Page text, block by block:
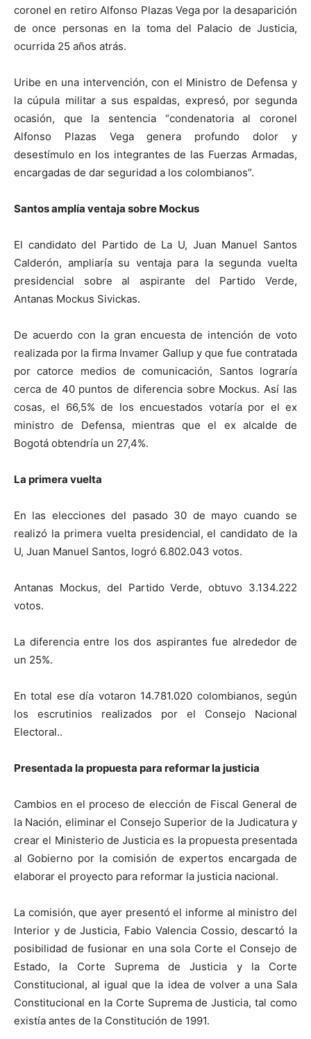
coronel en retiro Alfonso Plazas Vega por la desaparición
de once personas en la toma del Palacio de Justicia,
ocurrida 25 años atrás.
Uribe en una intervención, con el Ministro de Defensa y
la cúpula militar a sus espaldas, expresó, por segunda
ocasión, que la sentencia “condenatoria al coronel
Alfonso Plazas Vega genera profundo dolor y
desestímulo en los integrantes de las Fuerzas Armadas,
encargadas de dar seguridad a los colombianos”.
Santos amplía ventaja sobre Mockus
El candidato del Partido de La U, Juan Manuel Santos
Calderón, ampliaría su ventaja para la segunda vuelta
presidencial sobre al aspirante del Partido Verde,
Antanas Mockus Sivickas.
De acuerdo con la gran encuesta de intención de voto
realizada por la firma Invamer Gallup y que fue contratada
por catorce medios de comunicación, Santos lograría
cerca de 40 puntos de diferencia sobre Mockus. Así las
cosas, el 66,5% de los encuestados votaría por el ex
ministro de Defensa, mientras que el ex alcalde de
Bogotá obtendría un 27,4%.
La primera vuelta
En las elecciones del pasado 30 de mayo cuando se
realizó la primera vuelta presidencial, el candidato de la
U, Juan Manuel Santos, logró 6.802.043 votos.
Antanas Mockus, del Partido Verde, obtuvo 3.134.222
votos.
La diferencia entre los dos aspirantes fue alrededor de
un 25%.
En total ese día votaron 14.781.020 colombianos, según
los escrutinios realizados por el Consejo Nacional
Electoral..
Presentada la propuesta para reformar la justicia
Cambios en el proceso de elección de Fiscal General de
la Nación, eliminar el Consejo Superior de la Judicatura y
crear el Ministerio de Justicia es la propuesta presentada
al Gobierno por la comisión de expertos encargada de
elaborar el proyecto para reformar la justicia nacional.
La comisión, que ayer presentó el informe al ministro del
Interior y de Justicia, Fabio Valencia Cossio, descartó la
posibilidad de fusionar en una sola Corte el Consejo de
Estado, la Corte Suprema de Justicia y la Corte
Constitucional, al igual que la idea de volver a una Sala
Constitucional en la Corte Suprema de Justicia, tal como
existía antes de la Constitución de 1991.